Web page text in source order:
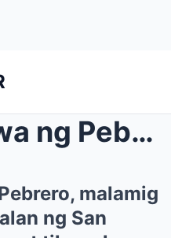
Taong ikalawa ng Pebrero, malamig ang simoy sa pan...
malamig
ng San